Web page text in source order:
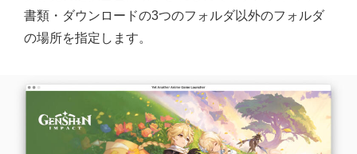
書類・ダウンロードの3つのフォルダ以外のフォルダ
の場所を指定します。